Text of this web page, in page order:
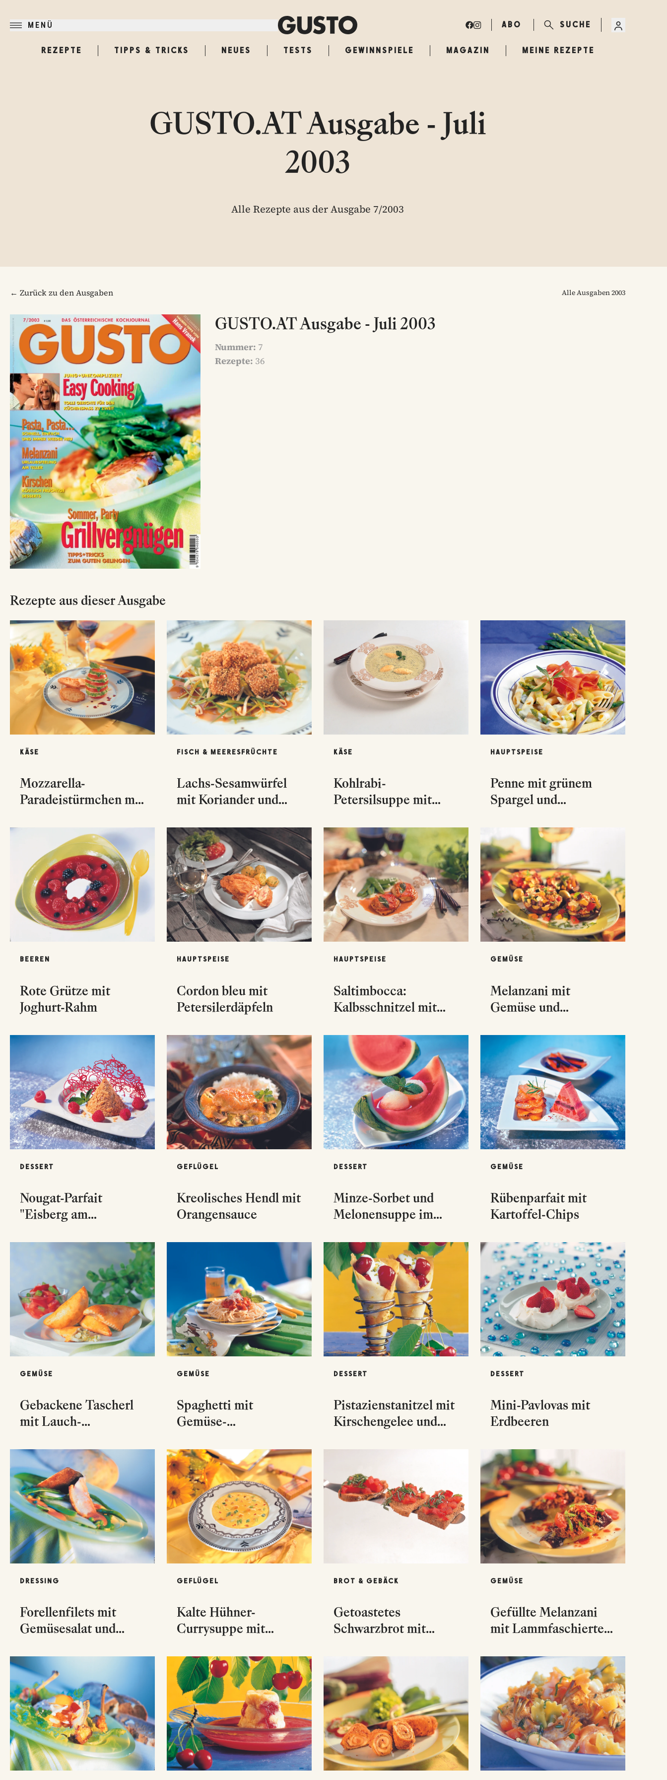
MENÜ ABO SUCHE
REZEPTE TIPPS & TRICKS NEUES TESTS GEWINNSPIELE MAGAZIN MEINE REZEPTE
GUSTO.AT Ausgabe - Juli
2003
Alle Rezepte aus der Ausgabe 7/2003
← Zurück zu den Ausgaben Alle Ausgaben2003
GUSTO.AT Ausgabe - Juli 2003
Nummer: 7
Rezepte: 36
Rezepte aus dieser Ausgabe
KÄSE
Mozzarella-
Paradeistürmchen mit
FISCH & MEERESFRÜCHTE
Lachs-Sesamwürfel
mit Koriander und
Gemüse
KÄSE
Kohlrabi-
Petersilsuppe mit
HAUPTSPEISE
Penne mit grünem
Spargel und
BEEREN
Rote Grütze mit
Joghurt-Rahm
HAUPTSPEISE
Cordon bleu mit
Petersilerdäpfeln
HAUPTSPEISE
Saltimbocca:
Kalbsschnitzel mit
Salbei
GEMÜSE
Melanzani mit
Gemüse und
DESSERT
Nougat-Parfait
"Eisberg am
GEFLÜGEL
Kreolisches Hendl mit
Orangensauce
DESSERT
Minze-Sorbet und
Melonensuppe im
GEMÜSE
Rübenparfait mit
Kartoffel-Chips
GEMÜSE
Gebackene Tascherl
mit Lauch-
GEMÜSE
Spaghetti mit
Gemüse-
Basilikum
DESSERT
Pistazienstanitzel mit
Kirschengelee und
DESSERT
Mini-Pavlovas mit
Erdbeeren
DRESSING
Forellenfilets mit
Gemüsesalat und
GEFLÜGEL
Kalte Hühner-
Currysuppe mit
Jungzwiebel
BROT & GEBÄCK
Getoastetes
Schwarzbrot mit
Basilikum
GEMÜSE
Gefüllte Melanzani
mit Lammfaschiertem